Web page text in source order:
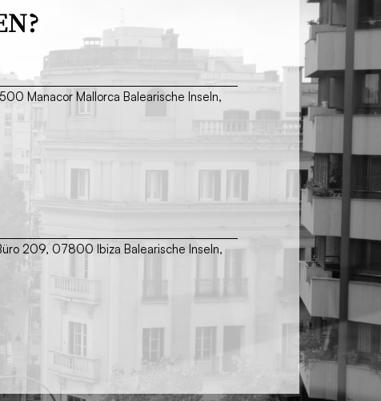
Manacor Mallorca Balearische Inseln,
209, 07800 Ibiza Balearische Inseln,